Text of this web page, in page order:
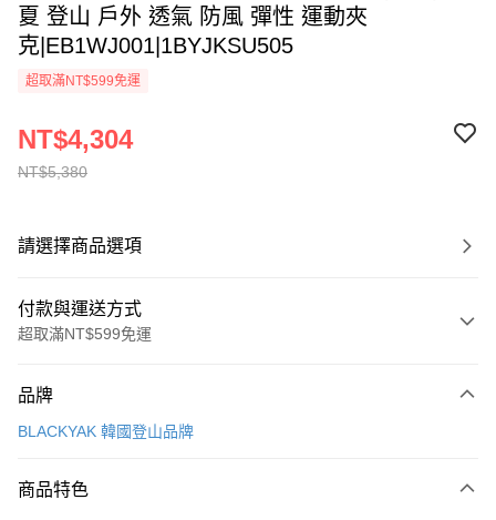
夏 登山 戶外 透氣 防風 彈性 運動夾
克|EB1WJ001|1BYJKSU505
超取滿NT$599免運
NT$5,380
NT$4,304
請選擇商品選項
付款與運送方式
超取滿NT$599免運
信用卡一次付款
LINE Pay
品牌
BLACKYAK 韓國登山品牌
商品特色